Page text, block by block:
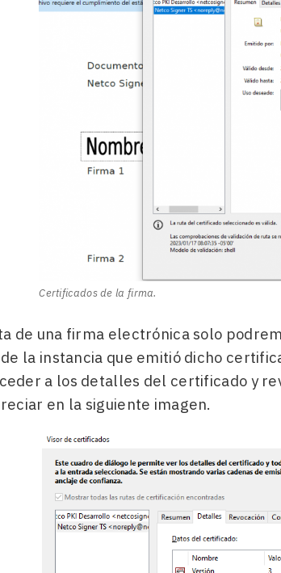
Certificados de la firma.
de una firma electrónica solo
la instancia que emitió dicho
a los detalles del certificado y
en la siguiente imagen.